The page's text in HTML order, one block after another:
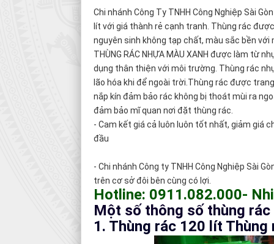
Chi nhánh Công Ty TNHH Công Nghiệp Sài
lít với giá thành rẻ cạnh tranh. Thùng rác
nguyên sinh không tạp chất, màu sắc bền
THÙNG RÁC NHỰA MÀU XANH được làm từ
dụng thân thiện với môi trường. Thùng rác
lão hóa khi để ngoài trời.Thùng rác được
nắp kín đảm bảo rác không bị thoát mùi ra
đảm bảo mĩ quan nơi đặt thùng rác.
- Cam kết giá cả luôn luôn tốt nhất, giảm giá
đầu
- Chi nhánh Công ty TNHH Công Nghiệp Sài
trên cơ sở đôi bên cùng có lợi.
Hotline: 0911.082.000-
Một số thông số thùng rác
1. Thùng rác 120 lít Thùng